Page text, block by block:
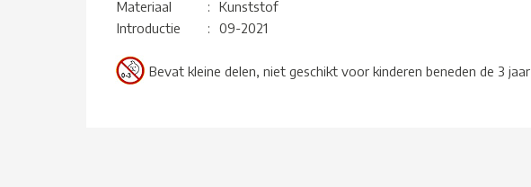
Materiaal
:
Kunststof
Introductie
: 09-2021
Bevat kleine delen, niet geschikt voor kinderen beneden de 3 jaar